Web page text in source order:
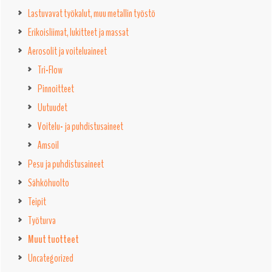
Lastuvavat työkalut, muu metallin työstö
Erikoisliimat, lukitteet ja massat
Aerosolit ja voiteluaineet
Tri-Flow
Pinnoitteet
Uutuudet
Voitelu- ja puhdistusaineet
Amsoil
Pesu ja puhdistusaineet
Sähköhuolto
Teipit
Työturva
Muut tuotteet
Uncategorized